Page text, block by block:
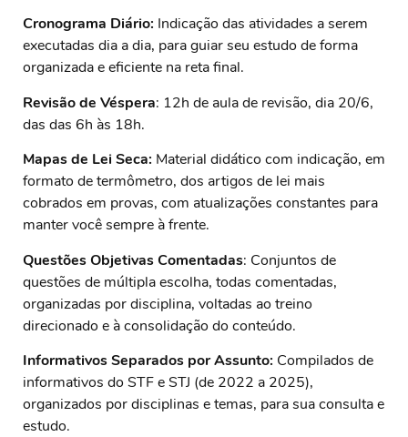
Cronograma Diário: Indicação das atividades a serem
executadas dia a dia, para guiar seu estudo de forma
organizada e eficiente na reta final.
Revisão de Véspera: 12h de aula de revisão, dia 20/6,
das das 6h às 18h.
Mapas de Lei Seca: Material didático com indicação, em
formato de termômetro, dos artigos de lei mais
cobrados em provas, com atualizações constantes para
manter você sempre à frente.
Questões Objetivas Comentadas: Conjuntos de
questões de múltipla escolha, todas comentadas,
organizadas por disciplina, voltadas ao treino
direcionado e à consolidação do conteúdo.
Informativos Separados por Assunto: Compilados de
informativos do STF e STJ (de 2022 a 2025),
organizados por disciplinas e temas, para sua consulta e
estudo.